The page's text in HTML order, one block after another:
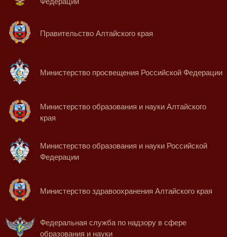
Федерации
Правительство Алтайского края
Министерство просвещения Российской Федерации
Министерство образования и науки Алтайского
края
Министерство образования и науки Российской
Федерации
Министерство здравоохранения Алтайского края
Федеральная служба по надзору в сфере
образования и науки